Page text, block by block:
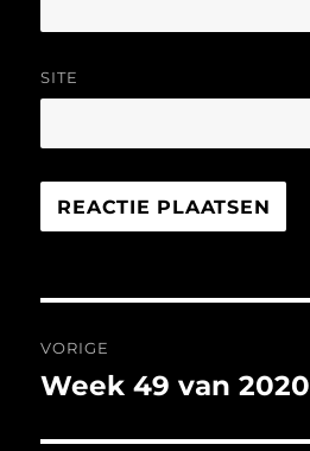
SITE
navigatie
VORIGE
Vorig
Week 49 van 2020